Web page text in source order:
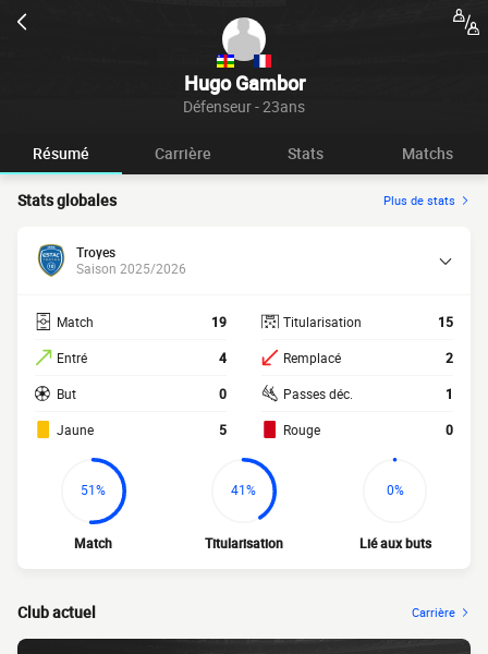
Hugo Gambor
Défenseur - 23ans
Résumé Carrière Stats Matchs
Stats globales Plus de stats
Troyes
Saison 2025/2026
Match 19
Entré 4
But 0
Jaune 5
Titularisation 15
Remplacé 2
Passes déc. 1
Rouge 0
51%
Match
41%
Titularisation
0%
Lié aux buts
Club actuel Carrière